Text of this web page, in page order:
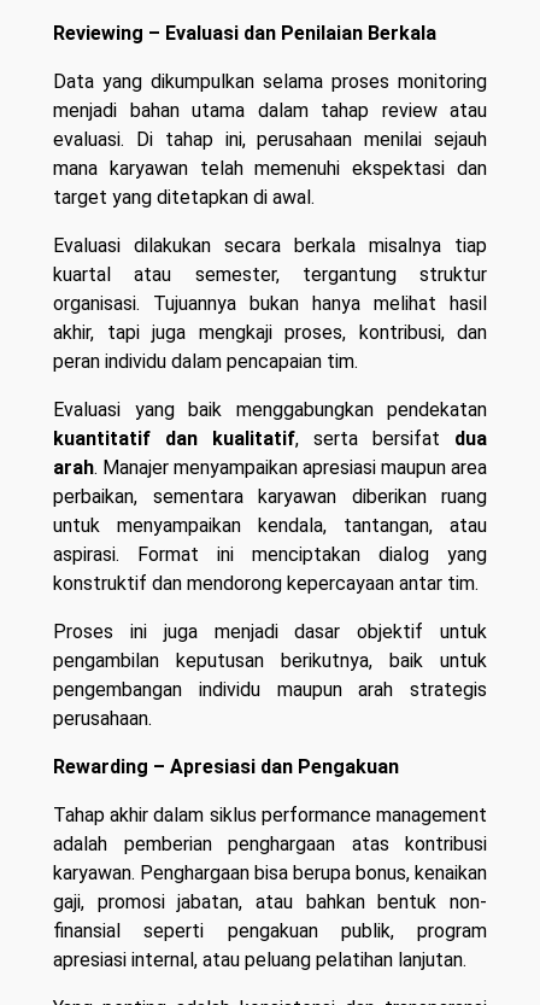
Reviewing – Evaluasi dan Penilaian Berkala
Data yang dikumpulkan selama proses monitoring
menjadi bahan utama dalam tahap review atau
evaluasi. Di tahap ini, perusahaan menilai sejauh
mana karyawan telah memenuhi ekspektasi dan
target yang ditetapkan di awal.
Evaluasi dilakukan secara berkala misalnya tiap
kuartal atau semester, tergantung struktur
organisasi. Tujuannya bukan hanya melihat hasil
akhir, tapi juga mengkaji proses, kontribusi, dan
peran individu dalam pencapaian tim.
Evaluasi yang baik menggabungkan pendekatan
kuantitatif dan kualitatif, serta bersifat dua
arah. Manajer menyampaikan apresiasi maupun area
perbaikan, sementara karyawan diberikan ruang
untuk menyampaikan kendala, tantangan, atau
aspirasi. Format ini menciptakan dialog yang
konstruktif dan mendorong kepercayaan antar tim.
Proses ini juga menjadi dasar objektif untuk
pengambilan keputusan berikutnya, baik untuk
pengembangan individu maupun arah strategis
perusahaan.
Rewarding – Apresiasi dan Pengakuan
Tahap akhir dalam siklus performance management
adalah pemberian penghargaan atas kontribusi
karyawan. Penghargaan bisa berupa bonus, kenaikan
gaji, promosi jabatan, atau bahkan bentuk non-
finansial seperti pengakuan publik, program
apresiasi internal, atau peluang pelatihan lanjutan.